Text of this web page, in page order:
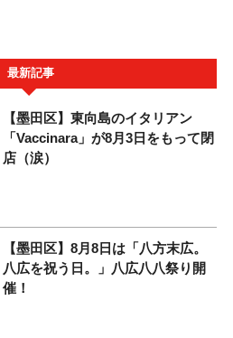
最新記事
【墨田区】東向島のイタリアン
「Vaccinara」が8月3日をもって閉
店（涙）
【墨田区】8月8日は「八方末広。
八広を祝う日。」八広八八祭り開
催！